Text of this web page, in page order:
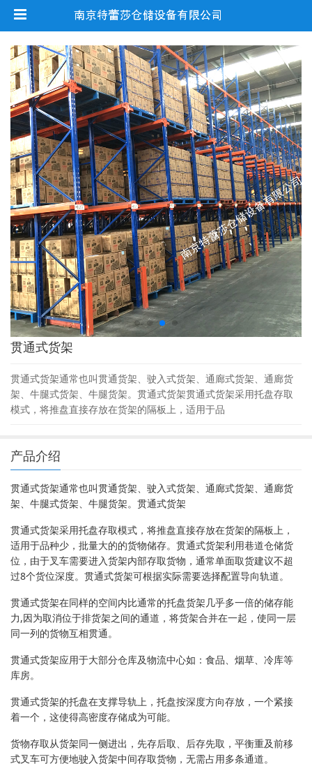
贯通式货架
贯通式货架通常也叫贯通货架、驶入式货架、通廊式货架、通廊货
架、牛腿式货架、牛腿货架。贯通式货架贯通式货架采用托盘存取
模式，将推盘直接存放在货架的隔板上，适用于品
产品介绍
贯通式货架通常也叫贯通货架、驶入式货架、通廊式货架、通廊货
架、牛腿式货架、牛腿货架。贯通式货架
贯通式货架采用托盘存取模式，将推盘直接存放在货架的隔板上，
适用于品种少，批量大的的货物储存。贯通式货架利用巷道仓储货
位，由于叉车需要进入货架内部存取货物，通常单面取货建议不超
过8个货位深度。贯通式货架可根据实际需要选择配置导向轨道。
贯通式货架在同样的空间内比通常的托盘货架几乎多一倍的储存能
力,因为取消位于排货架之间的通道，将货架合并在一起，使同一层
同一列的货物互相贯通。
贯通式货架应用于大部分仓库及物流中心如：食品、烟草、冷库等
库房。
贯通式货架的托盘在支撑导轨上，托盘按深度方向存放，一个紧接
着一个，这使得高密度存储成为可能。
货物存取从货架同一侧进出，先存后取、后存先取，平衡重及前移
式叉车可方便地驶入货架中间存取货物，无需占用多条通道。